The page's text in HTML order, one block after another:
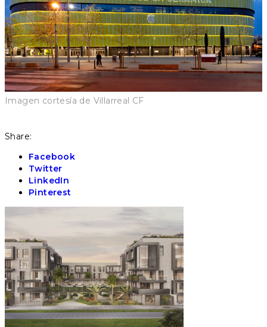
Imagen cortesía de Villarreal CF
Share:
Facebook
Twitter
LinkedIn
Pinterest